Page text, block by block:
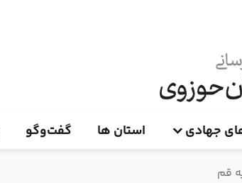
جهادی استان ها گفت‌وگو
قم